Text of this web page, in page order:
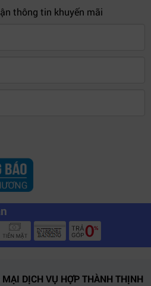
thông tin khuyến mãi
DỊCH VỤ HỢP THÀNH THỊNH